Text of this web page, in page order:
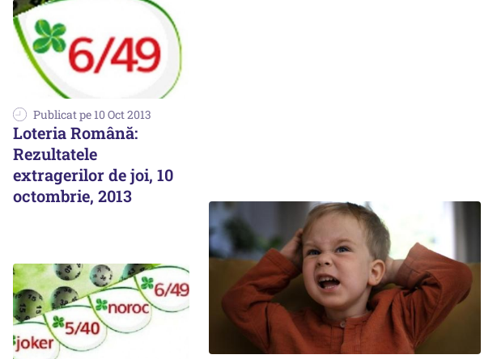
Publicat pe 10 Oct 2013
Loteria Română:
Rezultatele
extragerilor de joi, 10
octombrie, 2013